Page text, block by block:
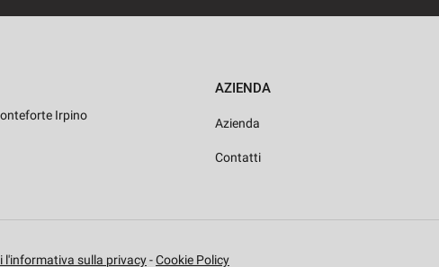
Irpino
AZIENDA
Azienda
Contatti
l'informativa sulla privacy-Cookie Policy